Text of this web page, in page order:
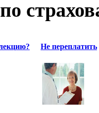
Не переплатить